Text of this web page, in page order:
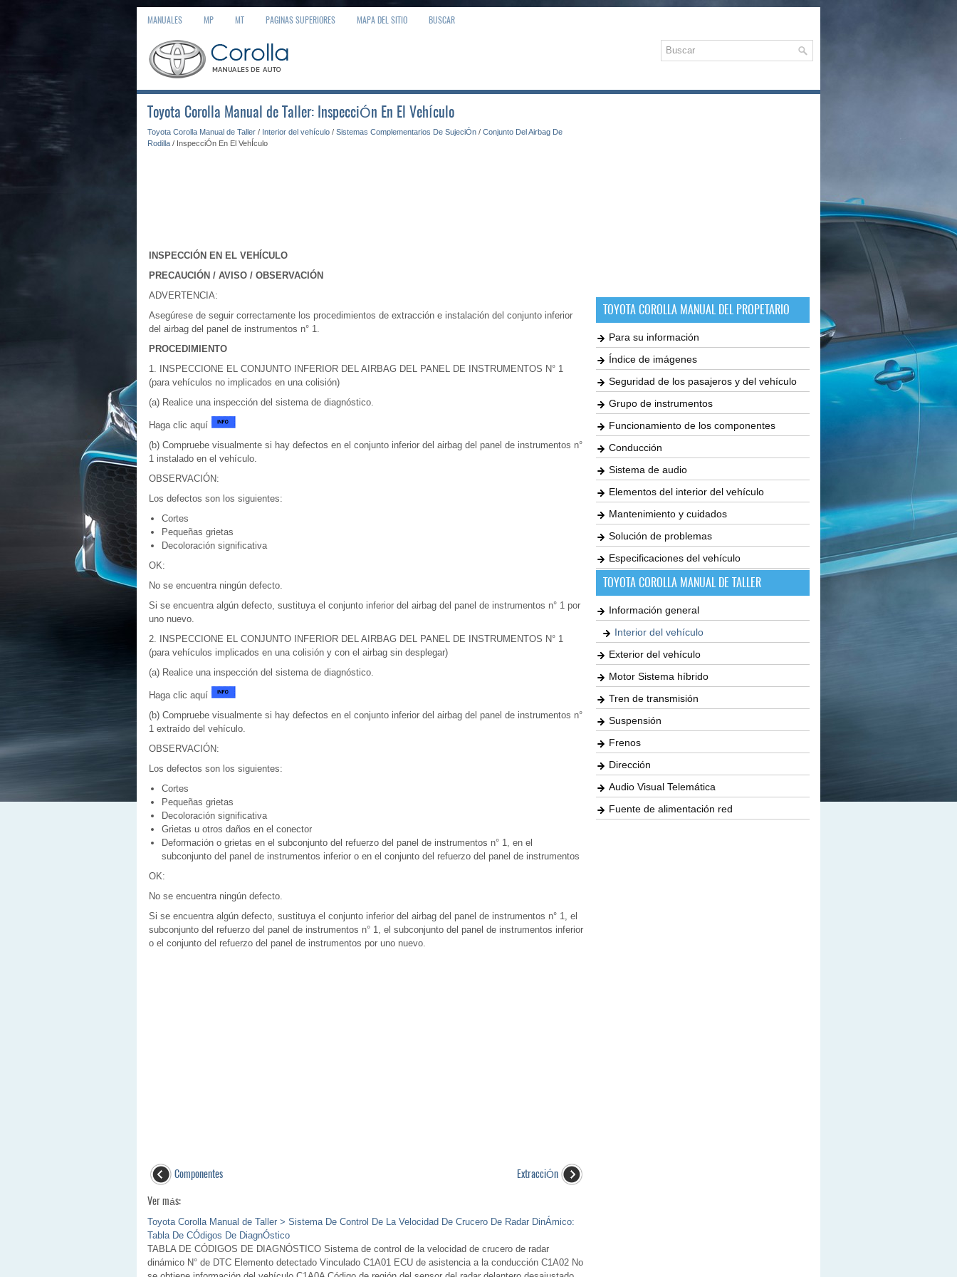
MANUALES MP MT PAGINAS SUPERIORES MAPA DEL SITIO BUSCAR
Toyota Corolla Manual de Taller: InspecciÓn En El VehÍculo
Toyota Corolla Manual de Taller / Interior del vehículo / Sistemas Complementarios De SujeciÓn / Conjunto Del Airbag De
Rodilla / InspecciÓn En El VehÍculo
INSPECCIÓN EN EL VEHÍCULO
PRECAUCIÓN / AVISO / OBSERVACIÓN
ADVERTENCIA:
Asegúrese de seguir correctamente los procedimientos de extracción e instalación del conjunto inferior
del airbag del panel de instrumentos n° 1.
PROCEDIMIENTO
1. INSPECCIONE EL CONJUNTO INFERIOR DEL AIRBAG DEL PANEL DE INSTRUMENTOS N° 1
(para vehículos no implicados en una colisión)
(a) Realice una inspección del sistema de diagnóstico.
Haga clic aquí
(b) Compruebe visualmente si hay defectos en el conjunto inferior del airbag del panel de instrumentos n°
1 instalado en el vehículo.
OBSERVACIÓN:
Los defectos son los siguientes:
Cortes
Pequeñas grietas
Decoloración significativa
OK:
No se encuentra ningún defecto.
Si se encuentra algún defecto, sustituya el conjunto inferior del airbag del panel de instrumentos n° 1 por
uno nuevo.
2. INSPECCIONE EL CONJUNTO INFERIOR DEL AIRBAG DEL PANEL DE INSTRUMENTOS N° 1
(para vehículos implicados en una colisión y con el airbag sin desplegar)
(a) Realice una inspección del sistema de diagnóstico.
Haga clic aquí
(b) Compruebe visualmente si hay defectos en el conjunto inferior del airbag del panel de instrumentos n°
1 extraído del vehículo.
OBSERVACIÓN:
Los defectos son los siguientes:
Cortes
Pequeñas grietas
Decoloración significativa
Grietas u otros daños en el conector
Deformación o grietas en el subconjunto del refuerzo del panel de instrumentos n° 1, en el
subconjunto del panel de instrumentos inferior o en el conjunto del refuerzo del panel de instrumentos
OK:
No se encuentra ningún defecto.
Si se encuentra algún defecto, sustituya el conjunto inferior del airbag del panel de instrumentos n° 1, el
subconjunto del refuerzo del panel de instrumentos n° 1, el subconjunto del panel de instrumentos inferior
o el conjunto del refuerzo del panel de instrumentos por uno nuevo.
Componentes
ExtracciÓn
Ver más:
Toyota Corolla Manual de Taller > Sistema De Control De La Velocidad De Crucero De Radar DinÁmico:
Tabla De CÓdigos De DiagnÓstico
TABLA DE CÓDIGOS DE DIAGNÓSTICO Sistema de control de la velocidad de crucero de radar
dinámico N° de DTC Elemento detectado Vinculado C1A01 ECU de asistencia a la conducción C1A02 No
TOYOTA COROLLA MANUAL DEL PROPETARIO
Para su información
Índice de imágenes
Seguridad de los pasajeros y del vehículo
Grupo de instrumentos
Funcionamiento de los componentes
Conducción
Sistema de audio
Elementos del interior del vehículo
Mantenimiento y cuidados
Solución de problemas
Especificaciones del vehículo
TOYOTA COROLLA MANUAL DE TALLER
Información general
Interior del vehículo
Exterior del vehículo
Motor Sistema híbrido
Tren de transmisión
Suspensión
Frenos
Dirección
Audio Visual Telemática
Fuente de alimentación red